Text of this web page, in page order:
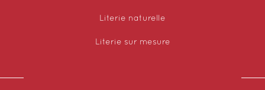
Literie naturelle
Literie sur mesure